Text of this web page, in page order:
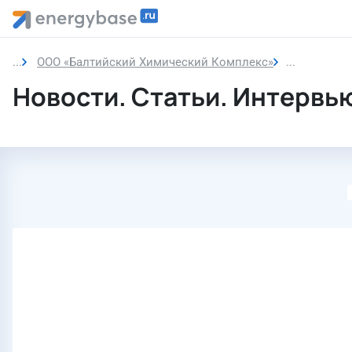
ООО «Балтийский Химический Комплекс» Новости
Новости. Статьи.